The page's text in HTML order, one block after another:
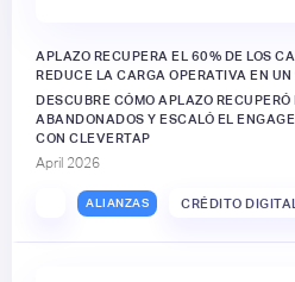
APLAZO RECUPERA EL 60% DE LOS
REDUCE LA CARGA OPERATIVA EN
DESCUBRE CÓMO APLAZO
ABANDONADOS Y ESCALÓ EL
CON CLEVERTAP
April 2026
ALIANZAS CRÉDITO